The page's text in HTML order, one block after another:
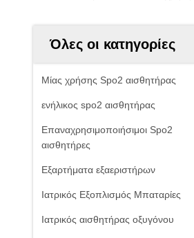
Όλες οι κατηγορίες
Μίας χρήσης Spo2 αισθητήρας
ενήλικος spo2 αισθητήρας
Επαναχρησιμοποιήσιμοι Spo2
αισθητήρες
Εξαρτήματα εξαεριστήρων
Ιατρικός Εξοπλισμός Μπαταρίες
Ιατρικός αισθητήρας οξυγόνου